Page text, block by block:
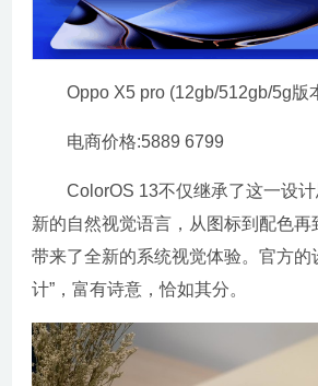
Oppo X5 pro (12gb/512gb/5g版
电商价格:5889 6799
ColorOS 13不仅继承了这一设
新的自然视觉语言，从图标到配色再
带来了全新的系统视觉体验。官方的
计”，富有诗意，恰如其分。